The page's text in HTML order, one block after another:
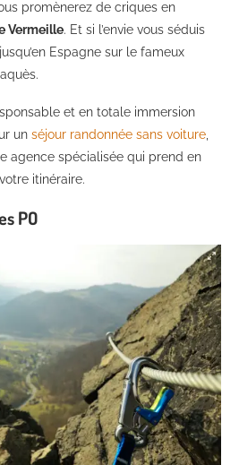
promènerez de criques en
Vermeille. Et si l’envie vous séduis
Espagne sur le fameux
et en totale immersion
un séjour randonnée sans voiture,
agence spécialisée qui prend en
itinéraire.
PO